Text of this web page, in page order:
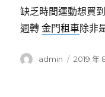
缺乏時間運動想買
週轉金門租車除非
作
admin
發
2019 年